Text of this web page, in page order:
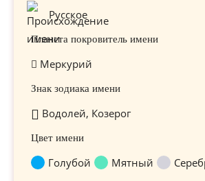
Русское
Планета покровитель имени
Меркурий
Знак зодиака имени
Водолей, Козерог
Цвет имени
Голубой Мятный